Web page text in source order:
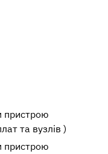
пристрою
та вузлів )
пристрою